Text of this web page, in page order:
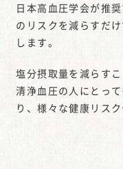
日本高血圧学会が推
のリスクを減らすだ
します。
塩分摂取量を減らす
清浄血圧の人にとっ
り、様々な健康リスク